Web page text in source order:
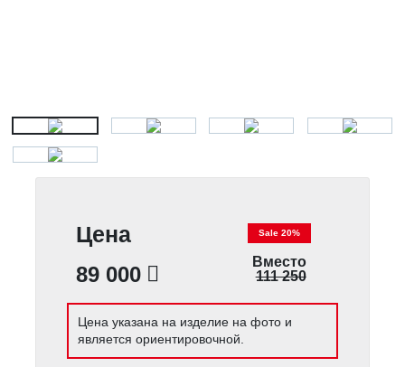
Цена
89 000
Sale 20%
Вместо
111 250
Цена указана на изделие на фото и
является ориентировочной.